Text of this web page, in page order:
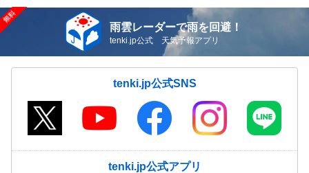
雨雲レーダーで雨を回避！
tenki.jp公式 天気予報アプリ
tenki.jp公式SNS
tenki.jp公式アプリ